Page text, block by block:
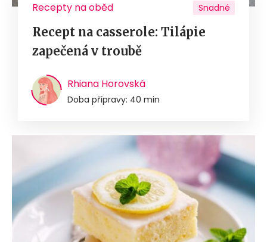
Recepty na oběd Snadné
Recept na casserole: Tilápie
zapečená v troubě
Rhiana Horovská
Doba přípravy: 40 min